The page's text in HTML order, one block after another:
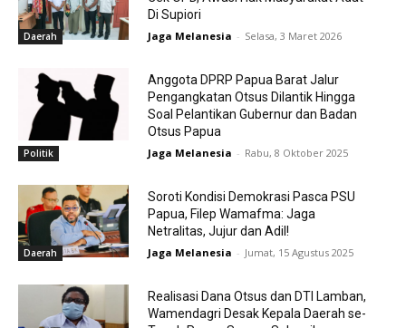
Daerah
Di Supiori
Jaga Melanesia - Selasa, 3 Maret 2026
Politik
Anggota DPRP Papua Barat Jalur
Pengangkatan Otsus Dilantik Hingga
Soal Pelantikan Gubernur dan Badan
Otsus Papua
Jaga Melanesia - Rabu, 8 Oktober 2025
Daerah
Soroti Kondisi Demokrasi Pasca PSU
Papua, Filep Wamafma: Jaga
Netralitas, Jujur dan Adil!
Jaga Melanesia - Jumat, 15 Agustus 2025
Realisasi Dana Otsus dan DTI Lamban,
Wamendagri Desak Kepala Daerah se-